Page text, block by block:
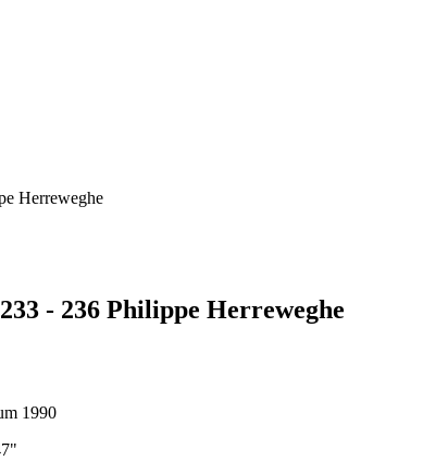
Herreweghe
- 236 Philippe Herreweghe
1990